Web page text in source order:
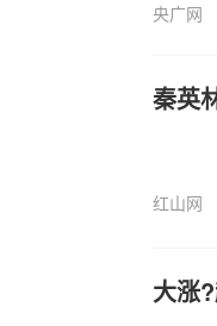
央广网
秦英
红山网
大涨